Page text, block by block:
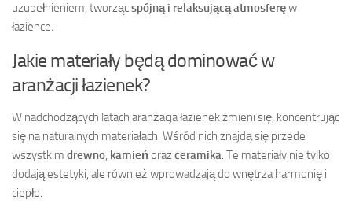
uzupełnieniem, tworzącspójną i relaksującą atmosferęw
łazience.
Jakie materiały będą dominować w
aranżacji łazienek?
W nadchodzących latach aranżacja łazienek zmieni się, koncentrując
się na naturalnych materiałach. Wśród nich znajdą się przede
wszystkim drewno, kamieńorazceramika. Te materiały nie tylko
dodają estetyki, ale również wprowadzają do wnętrza harmonię i
ciepło.